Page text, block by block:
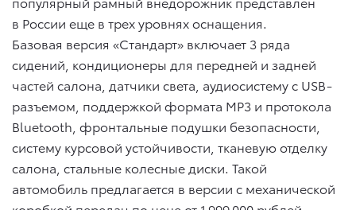
в России еще в трех уровнях оснащения.
Базовая версия «Стандарт» включает 3 ряда
сидений, кондиционеры для передней и задней
частей салона, датчики света, аудиосистему с USB-
разъемом, поддержкой формата MP3 и протокола
Bluetooth, фронтальные подушки безопасности,
систему курсовой устойчивости, тканевую отделку
салона, стальные колесные диски. Такой
автомобиль предлагается в версии с механической